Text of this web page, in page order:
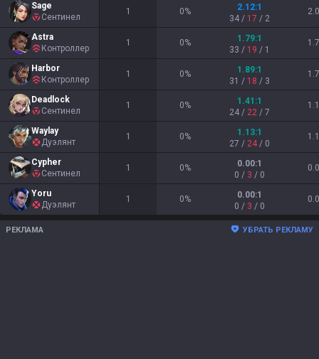
Sage
Сентинел
1 0% 2.12:1
34/ 17 / 2
2.0
Astra
Контроллер
1 0% 1.79:1
33 / 19 / 1
1.7
Harbor
Контроллер
1 0% 1.89:1
31 / 18 / 3
1.7
Deadlock
Сентинел
1 0% 1.41 :1
24/ 22/ 7
1.1
Waylay
Дуэлянт
1 0% 1.13:1
27 / 24/ 0
1.1
Cypher
Сентинел
1 0% 0.00:1
0 / 3 / 0
0.0
Yoru
Дуэлянт
1 0% 0.00:1
0 / 3 / 0
0.0
РЕКЛАМА УБРАТЬ РЕКЛАМУ